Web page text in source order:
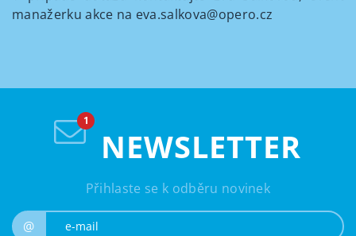
manažerku akce na eva.salkova@opero.cz
NEWSLETTER
Přihlaste se k odběru novinek
@